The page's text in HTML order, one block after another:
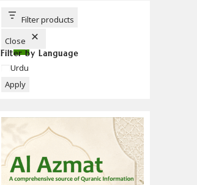
T
T
Filter products
Close
Filter by Language
Language
Urdu
Apply